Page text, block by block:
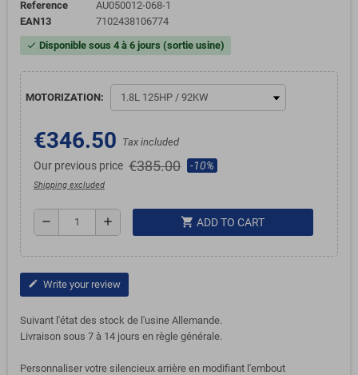
Reference
AU050012-068-1
EAN13
7102438106774
check Disponible sous 4 à 6 jours (sortie usine)
MOTORIZATION:
€346.50 Tax included
Our previous price €385.00 -10%
Shipping excluded
remove add shopping_cart ADD TO CART
edit Write your review
Suivant l'état des stock de l'usine Allemande.
Livraison sous 7 à 14 jours en règle générale.
Personnaliser votre silencieux arrière en modifiant l'embout